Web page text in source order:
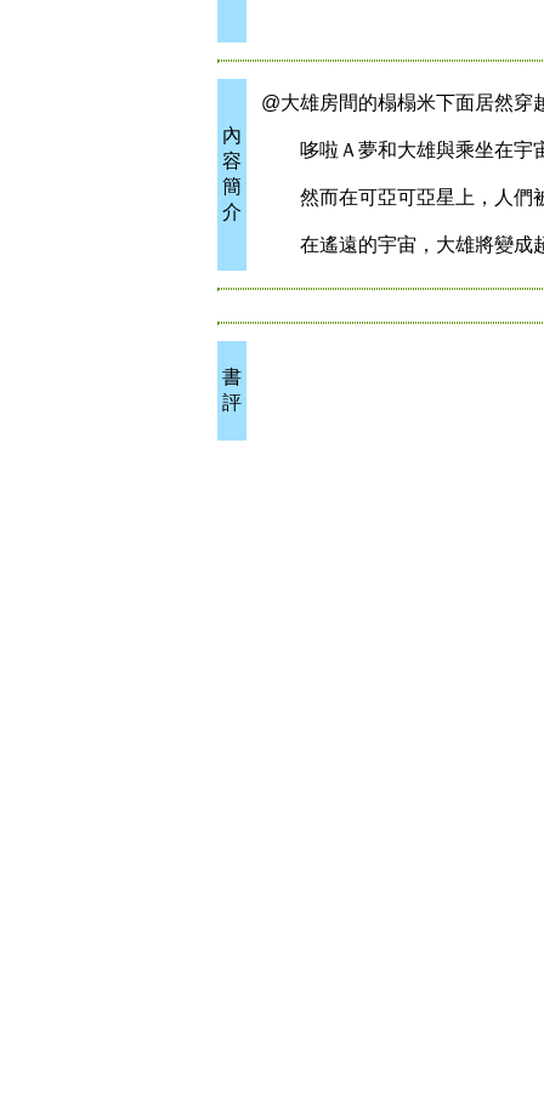
內
容
簡
介
@大雄房間的榻榻米下面居然穿
哆啦Ａ夢和大雄與乘坐在宇宙
然而在可亞可亞星上，人們
在遙遠的宇宙，大雄將變成
書
評